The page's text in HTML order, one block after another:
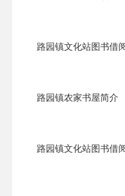
路园镇文化站图书借
路园镇农家书屋简介
路园镇文化站图书借